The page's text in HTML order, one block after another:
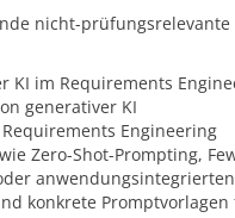
nicht-prüfungsrelevante
KI im Requirements
generativer KI
Engineering
Zero-Shot-Prompting,
anwendungsintegrierten
konkrete Promptvorlagen